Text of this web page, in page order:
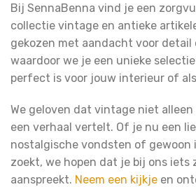
Bij SennaBenna vind je een
collectie vintage en antieke
gekozen met aandacht voor detail
waardoor we je een unieke
perfect is voor jouw interieur of
We geloven dat vintage niet
een verhaal vertelt. Of je nu een
nostalgische vondsten of gewoon
zoekt, we hopen dat je bij ons
aanspreekt. Neem een kijkje en